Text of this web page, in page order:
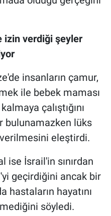
izin verdiği şeyler
insanların çamur,
ile bebek maması
çalıştığını
bulunamazken lüks
eleştirdi.
ise İsrail'in sınırdan
geçirdiğini ancak bir
hastaların hayatını
söyledi.